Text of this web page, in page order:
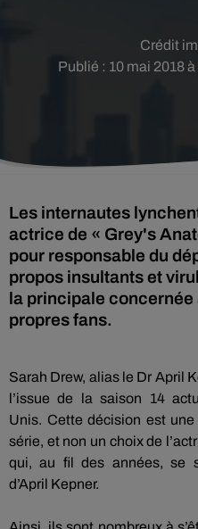
Publié : 10 mai 2018
Crédit
Les internautes
actrice de « Grey's
pour responsable du
propos insultants et
la principale
propres fans.
Sarah Drew, alias le Dr April
l’issue de la saison 14
Unis. Cette décision est
série, et non un choix de
qui, au fil des années, se
d’April Kepner.